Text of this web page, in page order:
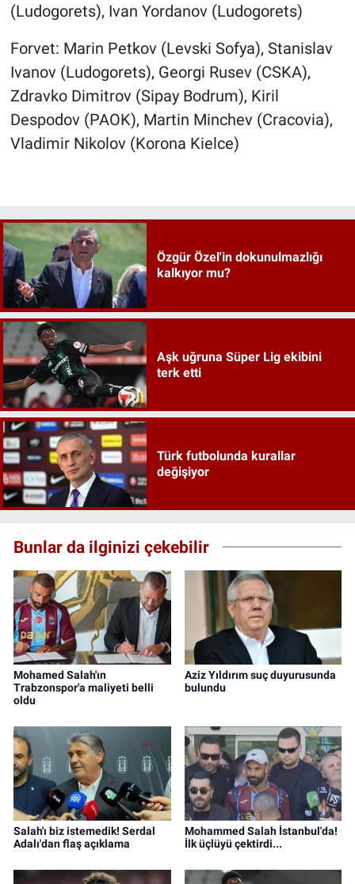
(Ludogorets), Ivan Yordanov (Ludogorets)
Forvet: Marin Petkov (Levski Sofya), Stanislav
Ivanov (Ludogorets), Georgi Rusev (CSKA),
Zdravko Dimitrov (Sipay Bodrum), Kiril
Despodov (PAOK), Martin Minchev (Cracovia),
Vladimir Nikolov (Korona Kielce)
Özgür Özel'in dokunulmazlığı
kalkıyor mu?
Aşk uğruna Süper Lig ekibini
terk etti
Türk futbolunda kurallar
değişiyor
Bunlar da ilginizi çekebilir
Mohamed Salah'ın
Trabzonspor'a maliyeti belli
oldu
Aziz Yıldırım suç duyurusunda
bulundu
Salah'ı biz istemedik! Serdal
Adalı'dan flaş açıklama
Mohammed Salah İstanbul'da!
İlk üçlüyü çektirdi...